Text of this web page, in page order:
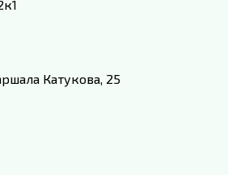
Катукова, 25